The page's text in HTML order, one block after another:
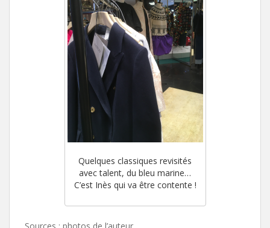
Quelques classiques revisités
avec talent, du bleu marine…
C’est Inès qui va être contente !